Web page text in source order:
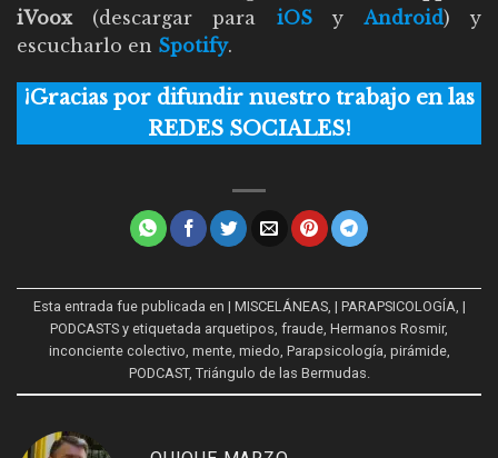
iVoox (descargar para iOSy Android) y
escucharlo en Spotify.
¡Gracias por difundir nuestro trabajo en las
REDES SOCIALES!
Esta entrada fue publicada en | MISCELÁNEAS, | PARAPSICOLOGÍA, |
PODCASTS y etiquetada arquetipos, fraude, Hermanos Rosmir,
inconciente colectivo, mente, miedo, Parapsicología, pirámide,
PODCAST, Triángulo de las Bermudas.